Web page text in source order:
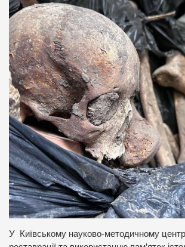
У Київському науково-методичному